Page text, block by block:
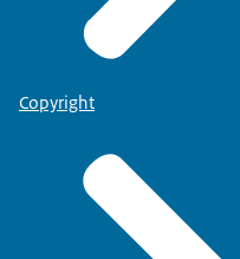
Copyright